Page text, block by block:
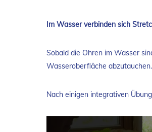
Im Wasser verbinden sich
Sobald die Ohren im Wasser
Wasseroberfläche
Nach einigen integrativen